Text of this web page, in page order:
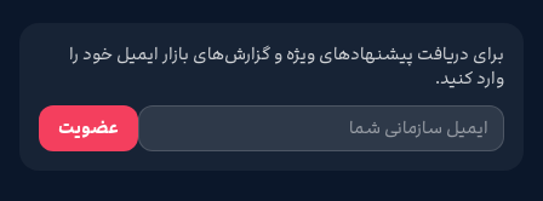
برای دریافت پیشنهادهای ویژه و گزارش‌های بازار ایمیل خود را
وارد کنید.
عضویت